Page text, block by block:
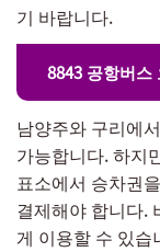
기 바랍니다.
8843 공항버스
남양주와 구리에
가능합니다. 하지
표소에서 승차권
결제해야 합니다.
게 이용할 수 있습